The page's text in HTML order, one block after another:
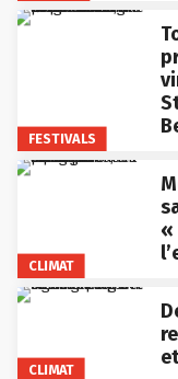
FESTIVALS
CLIMAT
«
CLIMAT